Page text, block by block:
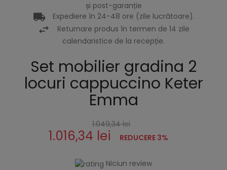
și post-garanție
Expediere în 24-48 ore (zile lucrătoare).
Returnare produs în termen de 14 zile
calendaristice de la recepție.
Set mobilier gradina 2
locuri cappuccino Keter
Emma
1.049,34 lei
1.016,34 lei REDUCERE 3%
Niciun review